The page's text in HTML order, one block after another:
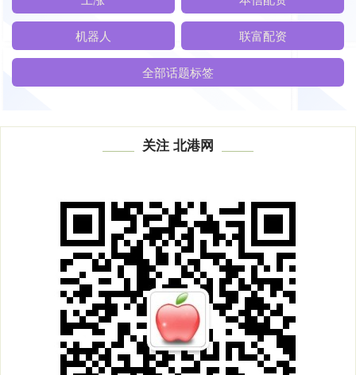
机器人 联富配资
全部话题标签
关注 北港网